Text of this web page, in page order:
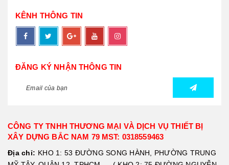
KÊNH THÔNG TIN
ĐĂNG KÝ NHẬN THÔNG TIN
CÔNG TY TNHH THƯƠNG MẠI VÀ DỊCH VỤ THIẾT BỊ
XÂY DỰNG BẮC NAM 79 MST: 0318559463
Địa chỉ: KHO 1: 53 ĐƯỜNG SONG HÀNH, PHƯỜNG TRUNG